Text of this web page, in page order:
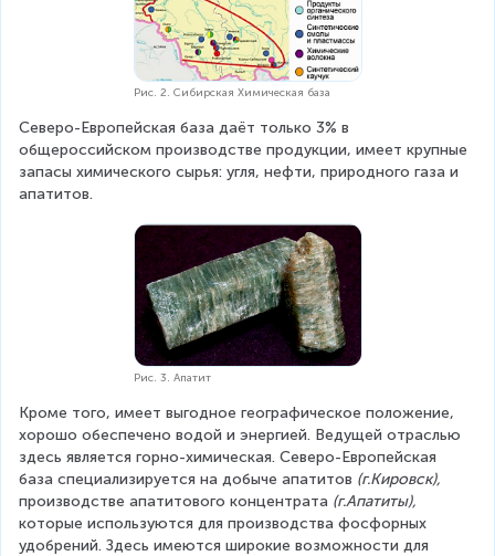
Рис. 2. Сибирская Химическая база
Северо-Европейская база даёт только 3% в
общероссийском производстве продукции, имеет крупные
запасы химического сырья: угля, нефти, природного газа и
апатитов.
Рис. 3. Апатит
Кроме того, имеет выгодное географическое положение,
хорошо обеспечено водой и энергией. Ведущей отраслью
здесь является горно-химическая. Северо-Европейская
база специализируется на добыче апатитов (г.Кировск),
производстве апатитового концентрата (г.Апатиты),
которые используются для производства фосфорных
удобрений. Здесь имеются широкие возможности для